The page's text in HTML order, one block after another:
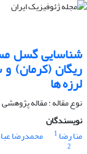
ریگان (کرمان)
لرزه ها
نوع مقاله : مقاله پژوهشی‌
نویسندگان
منا رضا 1 محمد‌رضا
2